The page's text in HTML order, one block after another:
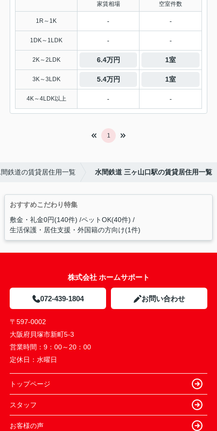
家賃相場 空室件数
1R～1K - -
1DK～1LDK - -
2K～2LDK 6.4万円 1室
3K～3LDK 5.4万円 1室
4K～4LDK以上 - -
1
鉄道の賃貸居住用一覧 水間鉄道 三ヶ山口駅の賃貸居住用一覧
おすすめこだわり特集
敷金・礼金0円(140件) ペットOK(40件)
生活保護・居住支援・外国籍の方向け(1件)
株式会社 ホームサポート
072-439-1804 お問い合わせ
〒597-0002
大阪府貝塚市新町5-3
営業時間： 9：00～20：00
定休日： 水曜日
トップページ
スタッフ
お客様の声